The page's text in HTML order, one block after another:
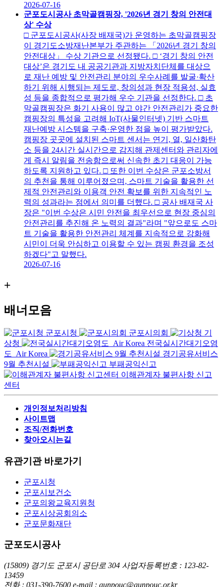
2026-07-16
군포도시공사 초막골캠핑장, '2026년 경기 창의 안전대
상' 수상
□ 군포도시공사(사장 배재국)가 운영하는 초막골캠핑장
이 경기도소방재난본부가 주관하는 「2026년 경기 창의
안전대상」 수상 기관으로 선정됐다. □ ‘경기 창의 안전
대상’은 경기도 내 공공기관과 지방자치단체를 대상으
로 재난 예방 및 안전관리 분야의 우수사례를 발굴·확산
하기 위해 시행되는 제도로, 창의성과 현장 적용성, 실효
성 등을 종합적으로 평가해 우수 기관을 선정한다. □ 초
막골캠핑장은 화기 사용이 많고 야간 안전관리가 중요한
캠핑장의 특성을 고려해 IoT(사물인터넷) 기반 스마트
재난예방 시스템을 구축·운영한 점을 높이 평가받았다.
캠핑장 곳곳에 설치된 스마트 센서는 연기, 열, 일산화탄
소 등을 24시간 실시간으로 감지해 관제센터와 관리자에
게 즉시 알림을 전송함으로써 신속한 초기 대응이 가능
하도록 지원하고 있다. □ 또한 이번 수상은 군포소방서
의 추천을 통해 이루어졌으며, 스마트 기술을 활용한 선
제적 안전관리와 이용객 안전 확보를 위한 지속적인 노
력의 성과라는 점에서 의미를 더했다. □ 공사 배재국 사
장은 "이번 수상은 시민 안전을 최우선으로 현장 중심의
안전관리를 추진해 온 노력의 결과"라며 "앞으로도 스마
트 기술을 활용한 안전관리 체계를 지속적으로 강화해
시민이 더욱 안심하고 이용할 수 있는 캠핑 환경을 조성
하겠다"고 말했다.
2026-07-16
+
배너모음
군포시청 군포시의회
기
상청
전국실시간대기오염
도_Air Korea
경기공유서비스
9월 추천시설
부패공익신고
이해관계자 불편사항 신고
센터
개인정보처리방침
사이트맵
조직/전화번호
찾아오시는길
유관기관 바로가기
군포시청
군포시보건소
군포의왕교육지원청
군포시상공회의소
군포문화재단
군포도시공사
(15809) 경기도 군포시 공단로 304 사업자등록번호 : 123-82-
13459
전화 : 031-390-7600 e-mail : gunpouc@gunpouc.or.kr